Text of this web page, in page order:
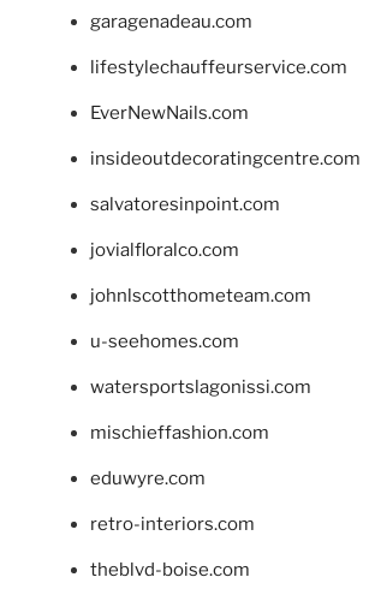
garagenadeau.com
lifestylechauffeurservice.com
EverNewNails.com
insideoutdecoratingcentre.com
salvatoresinpoint.com
jovialfloralco.com
johnlscotthometeam.com
u-seehomes.com
watersportslagonissi.com
mischieffashion.com
eduwyre.com
retro-interiors.com
theblvd-boise.com